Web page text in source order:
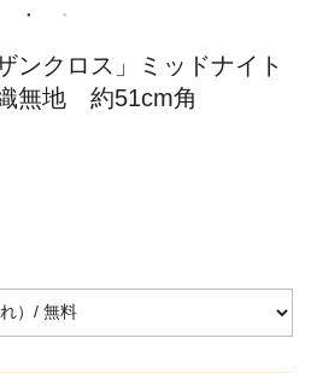
ンクロス」ミッドナイト
無地 約51cm角